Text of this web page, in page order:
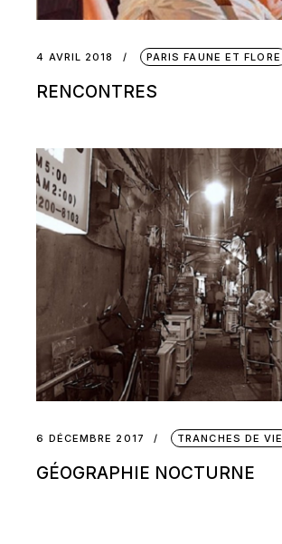
4 AVRIL 2018 PARIS FAUNE ET FLORE
RENCONTRES
6 DÉCEMBRE 2017 TRANCHES DE VIE
GÉOGRAPHIE NOCTURNE